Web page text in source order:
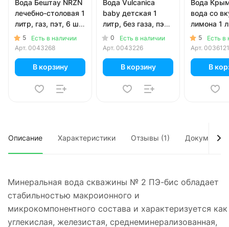
Вода Бештау NRZN
лечебно-столовая 1
литр, газ, пэт, 6 шт.
в уп.
5
Есть в наличии
Арт. 0043268
В корзину
Вода Vulcanica
baby детская 1
литр, без газа, пэт,
6 шт. в уп.
0
Есть в наличии
Арт. 0043226
В корзину
Вода
вода со
лимона 1
пэт, 12
5
Есть в
Арт. 0036121
В
Описание Характеристики Отзывы (1) Документы
Минеральная вода скважины № 2 ПЭ-бис обладает
стабильностью макроионного и
микрокомпонентного состава и характеризуется как
углекислая, железистая, среднеминерализованная,